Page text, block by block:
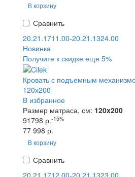
В корзину
Сравнить
20.21.1711.00-20.21.1324.00
Новинка
Получите к скидке еще 5%
Кровать с подъемным
120х200
В избранное
Размер матраса, см: 120x200
91798 р.-15%
77 998 р.
В корзину
Сравнить
20.21.1712.00-20.21.1323.00